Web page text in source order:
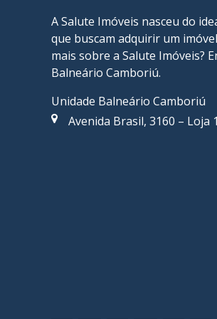
A Salute Imóveis nasceu do
que buscam adquirir um
mais sobre a Salute Imóveis?
Balneário Camboriú.
Unidade Balneário Camboriú
Avenida Brasil, 3160 – Loja